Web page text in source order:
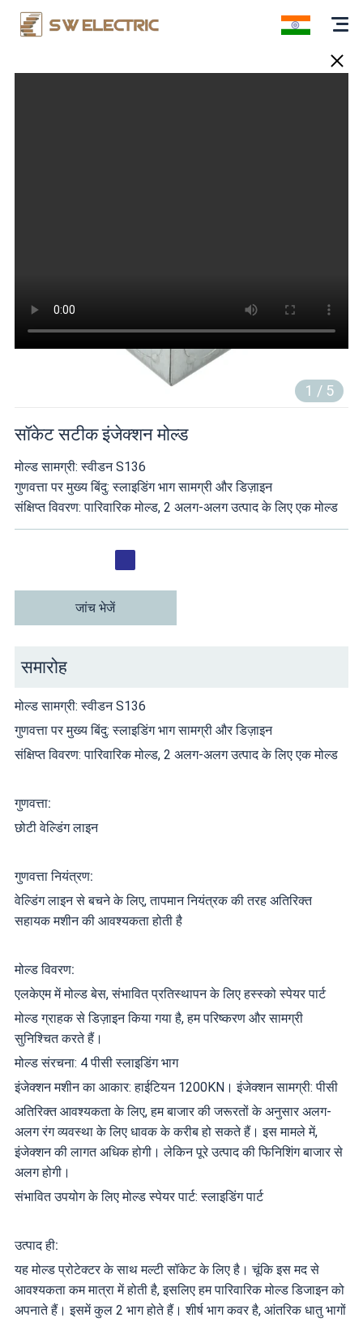
1 / 5
सॉकेट सटीक इंजेक्शन मोल्ड
मोल्ड सामग्री: स्वीडन S136
गुणवत्ता पर मुख्य बिंदु: स्लाइडिंग भाग सामग्री और डिज़ाइन
संक्षिप्त विवरण: पारिवारिक मोल्ड, 2 अलग-अलग उत्पाद के लिए एक मोल्ड
जांच भेजें
समारोह
मोल्ड सामग्री: स्वीडन S136
गुणवत्ता पर मुख्य बिंदु: स्लाइडिंग भाग सामग्री और डिज़ाइन
संक्षिप्त विवरण: पारिवारिक मोल्ड, 2 अलग-अलग उत्पाद के लिए एक मोल्ड
गुणवत्ता:
छोटी वेल्डिंग लाइन
गुणवत्ता नियंत्रण:
वेल्डिंग लाइन से बचने के लिए, तापमान नियंत्रक की तरह अतिरिक्त
सहायक मशीन की आवश्यकता होती है
मोल्ड विवरण:
एलकेएम में मोल्ड बेस, संभावित प्रतिस्थापन के लिए हस्स्को स्पेयर पार्ट
मोल्ड ग्राहक से डिज़ाइन किया गया है, हम परिष्करण और सामग्री
सुनिश्चित करते हैं।
मोल्ड संरचना: 4 पीसी स्लाइडिंग भाग
इंजेक्शन मशीन का आकार: हाईटियन 1200KN। इंजेक्शन सामग्री: पीसी
अतिरिक्त आवश्यकता के लिए, हम बाजार की जरूरतों के अनुसार अलग-
अलग रंग व्यवस्था के लिए धावक के करीब हो सकते हैं। इस मामले में,
इंजेक्शन की लागत अधिक होगी। लेकिन पूरे उत्पाद की फिनिशिंग बाजार से
अलग होगी।
संभावित उपयोग के लिए मोल्ड स्पेयर पार्ट: स्लाइडिंग पार्ट
उत्पाद ही:
यह मोल्ड प्रोटेक्टर के साथ मल्टी सॉकेट के लिए है। चूंकि इस मद से
आवश्यकता कम मात्रा में होती है, इसलिए हम पारिवारिक मोल्ड डिजाइन को
अपनाते हैं। इसमें कुल 2 भाग होते हैं। शीर्ष भाग कवर है, आंतरिक धातु भागों